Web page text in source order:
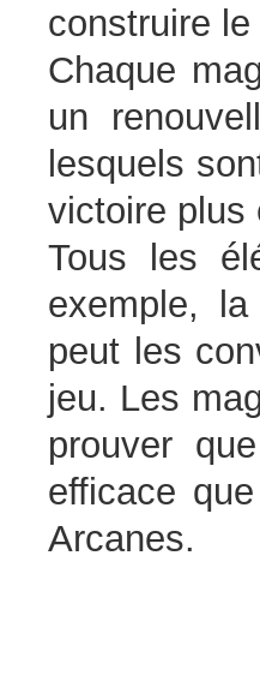
construire
Chaque
un
lesquels
victoire plus
Tous les
exemple,
peut les
jeu. Les
prouver
efficace
Arcanes.